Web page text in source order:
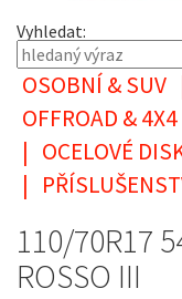
Vyhledat:
OSOBNÍ & SUV
OFFROAD & 4X4
| OCELOVÉ
|
110/70R17
ROSSO III